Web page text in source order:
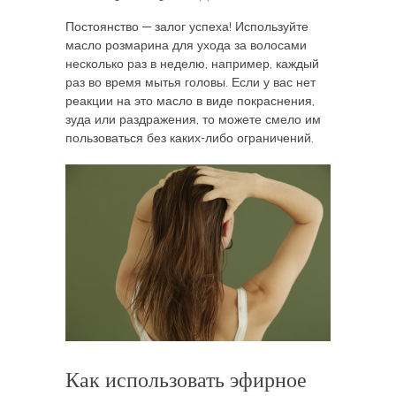
Постоянство — залог успеха! Используйте
масло розмарина для ухода за волосами
несколько раз в неделю, например, каждый
раз во время мытья головы. Если у вас нет
реакции на это масло в виде покраснения,
зуда или раздражения, то можете смело им
пользоваться без каких-либо ограничений.
Как использовать эфирное